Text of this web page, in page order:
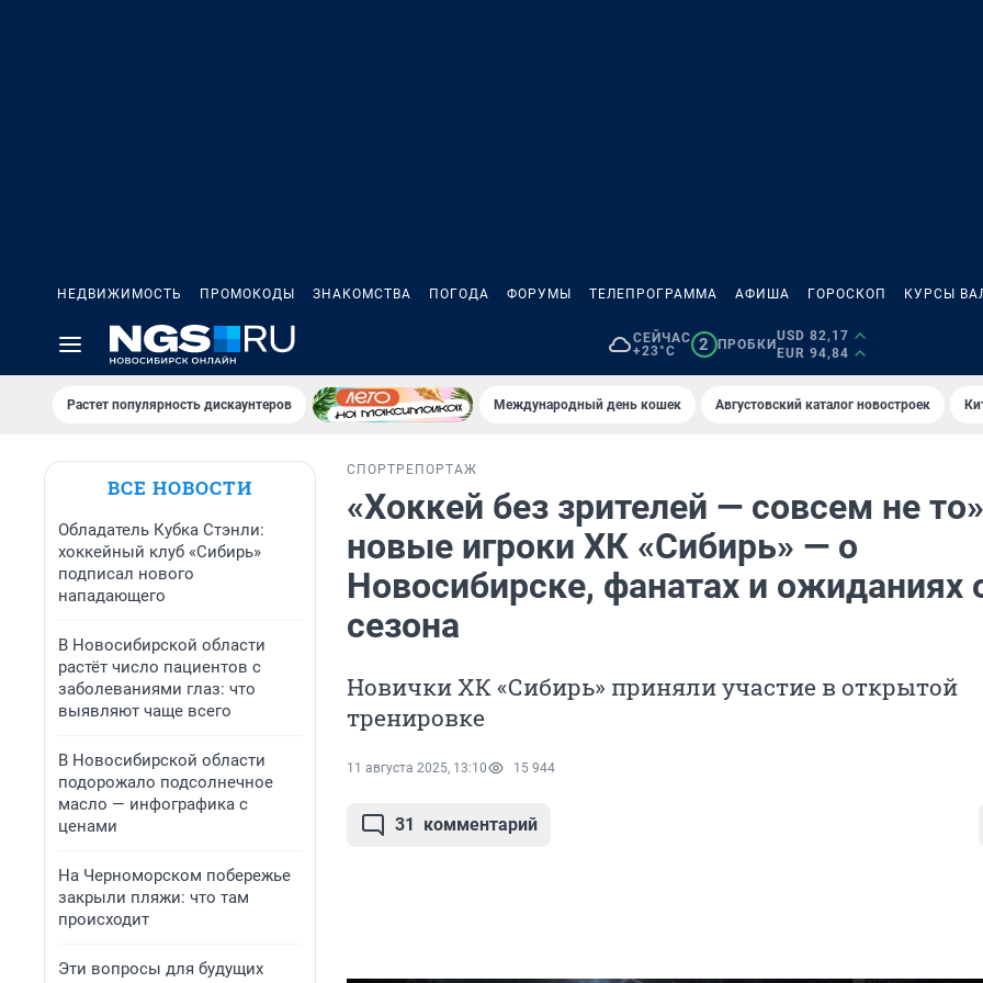
НЕДВИЖИМОСТЬ ПРОМОКОДЫ ЗНАКОМСТВА ПОГОДА ФОРУМЫ ТЕЛЕПРОГРАММА АФИША ГОРОСКОП КУРСЫ
СЕЙЧАС
+23°C
2 ПРОБКИ
USD 82,17
EUR 94,84
Растет популярность дискаунтеров Международный день кошек Августовский каталог новостроек
ВСЕ НОВОСТИ
Обладатель Кубка Стэнли:
хоккейный клуб «Сибирь»
подписал нового
нападающего
В Новосибирской области
растёт число пациентов с
заболеваниями глаз: что
выявляют чаще всего
В Новосибирской области
подорожало подсолнечное
масло — инфографика с
ценами
На Черноморском побережье
закрыли пляжи: что там
происходит
Эти вопросы для будущих
СПОРТ РЕПОРТАЖ
«Хоккей без зрителей — совсем не
новые игроки ХК «Сибирь» — о
Новосибирске, фанатах и ожиданиях
сезона
Новички ХК «Сибирь» приняли участие в открытой
тренировке
11 августа 2025, 13:10 15 944
31 комментарий